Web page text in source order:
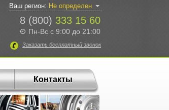
8 (800) 333 15 60
Пн-Вс с 9:00 до 21:00
Заказать бесплатный звонок
Ваш регион: Не определен
Контакты